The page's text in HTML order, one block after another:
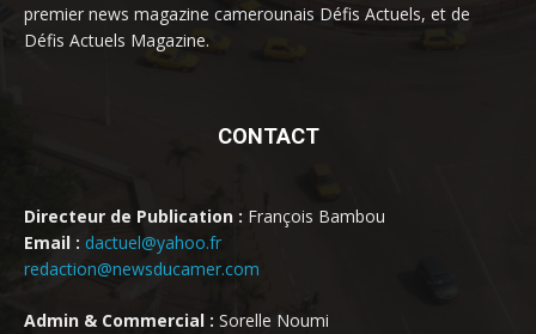
premier news magazine camerounais Défis Actuels, et de
Défis Actuels Magazine.
CONTACT
Directeur de Publication : François Bambou
Email : dactuel@yahoo.fr
redaction@newsducamer.com
Admin & Commercial : Sorelle Noumi